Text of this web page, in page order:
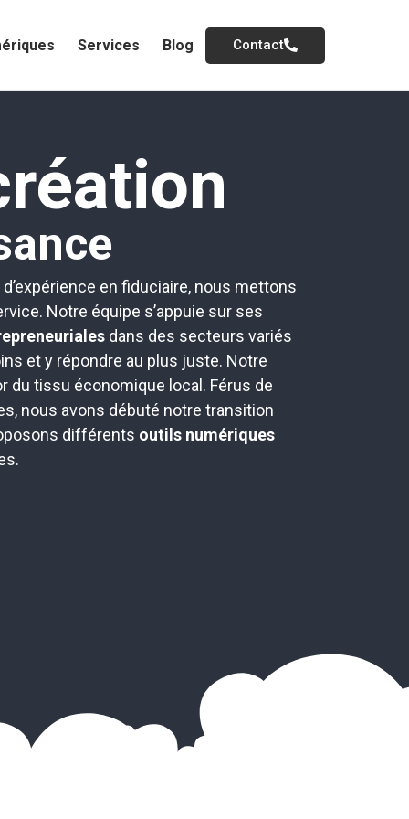
Services Blog Contact
en fiduciaire, nous mettons
Notre équipe s’appuie sur ses
dans des secteurs variés
et y répondre au plus juste. Notre
du tissu économique local. Férus de
nous avons débuté notre transition
différents outils numériques